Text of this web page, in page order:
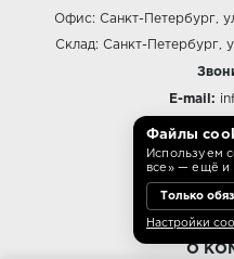
Офис: Санкт-Петербург,
Склад: Санкт-Петербург,
E-mail:
10:00 -
О
Файлы
Используем
все» — ещё и
Только
Настройки